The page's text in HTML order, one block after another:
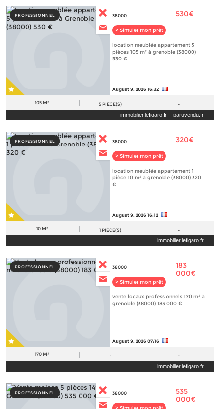
PROFESSIONNEL 38000
> Simuler mon prêt
530€
location meublée appartement 5
pièces 105 m² à grenoble (38000)
530 €
August 9, 2026 16:32
105 M² 5 PIÈCE(S) -
immobilier.lefigaro.fr paruvendu.fr
PROFESSIONNEL 38000
> Simuler mon prêt
320€
location meublée appartement 1
pièce 10 m² à grenoble (38000) 320
€
August 9, 2026 16:12
10 M² 1 PIÈCE(S) -
immobilier.lefigaro.fr
PROFESSIONNEL 38000
> Simuler mon prêt
183
000€
vente locaux professionnels 170 m² à
grenoble (38000) 183 000 €
August 9, 2026 07:16
170 M² - -
immobilier.lefigaro.fr
PROFESSIONNEL 38000
535
000€